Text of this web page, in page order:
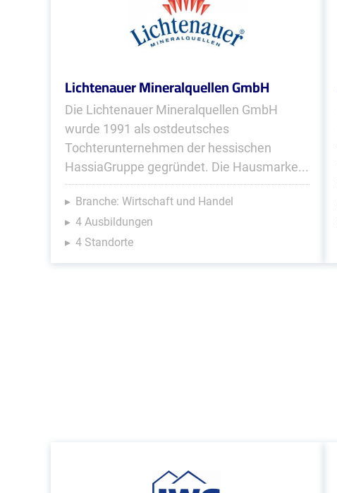
Lichtenauer Mineralquellen GmbH
Die Lichtenauer Mineralquellen GmbH
wurde 1991 als ostdeutsches
Tochterunternehmen der hessischen
HassiaGruppe gegründet. Die Hausmarke...
Branche: Wirtschaft und Handel
4 Ausbildungen
4 Standorte